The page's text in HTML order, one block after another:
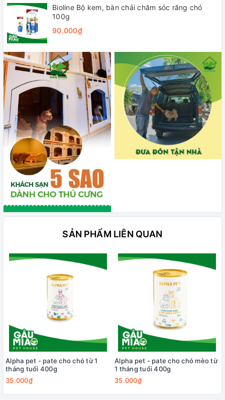
Bioline Bộ kem, bàn chải chăm sóc răng chó
100g
90.000₫
SẢN PHẨM LIÊN QUAN
Alpha pet - pate cho chó từ 1
tháng tuổi 400g
35.000₫
Alpha pet - pate cho chó mèo từ
1 tháng tuổi 400g
35.000₫